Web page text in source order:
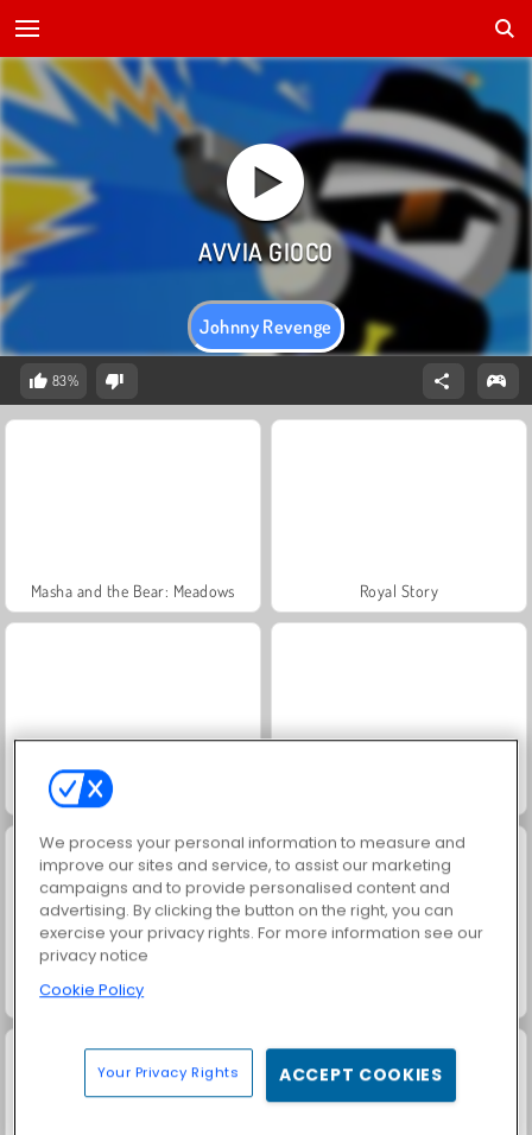
Johnny Revenge
83%
Masha and the Bear: Meadows Royal Story
Scala 40
Juice Merge
We process your personal information to measure and
improve our sites and service, to assist our marketing
campaigns and to provide personalised content and
advertising. By clicking the button on the right, you can
exercise your privacy rights. For more information see our
privacy notice
Cookie Policy
Your Privacy Rights ACCEPT COOKIES